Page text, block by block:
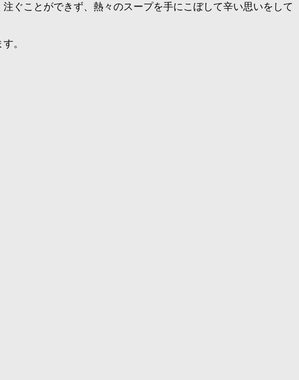
ぐことができず、熱々のスープを手にこぼして辛い思いをして
。